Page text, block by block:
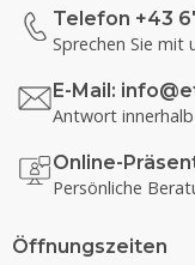
Telefon +43
Sprechen Sie mit
E-Mail:
Antwort
Online-
Persönliche
Öffnungszeiten